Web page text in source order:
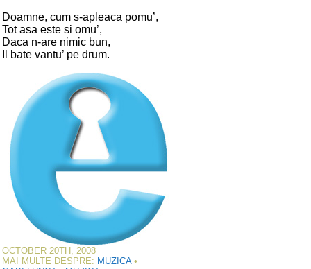
Doamne, cum s-apleaca pomu’,
Tot asa este si omu’,
Daca n-are nimic bun,
Il bate vantu’ pe drum.
OCTOBER 20TH, 2008
MAI MULTE DESPRE: MUZICA•